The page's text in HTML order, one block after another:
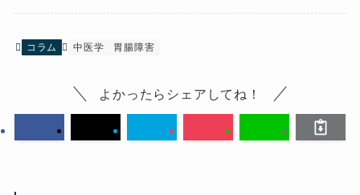
コラム 中医学 胃腸障害
よかったらシェアしてね！